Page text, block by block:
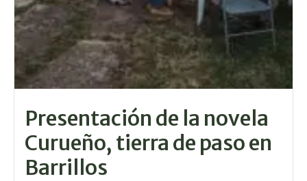
Presentación de la novela
Curueño, tierra de paso en
Barrillos